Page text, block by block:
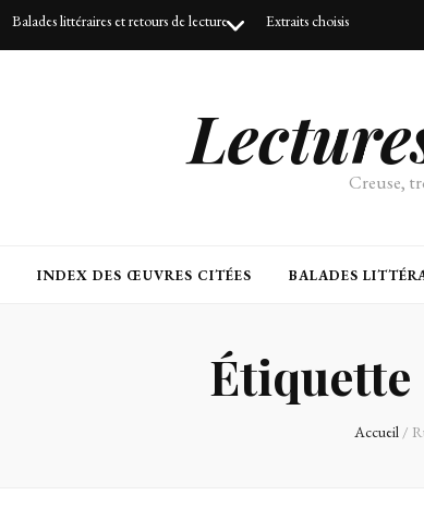
Balades littéraires et retours de lecture Extraits choisis
Creuse,
INDEX DES ŒUVRES CITÉES BALADES
Étiquette
Accueil /